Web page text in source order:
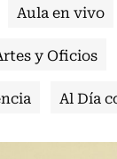
Aula en vivo
y Oficios
Al Día